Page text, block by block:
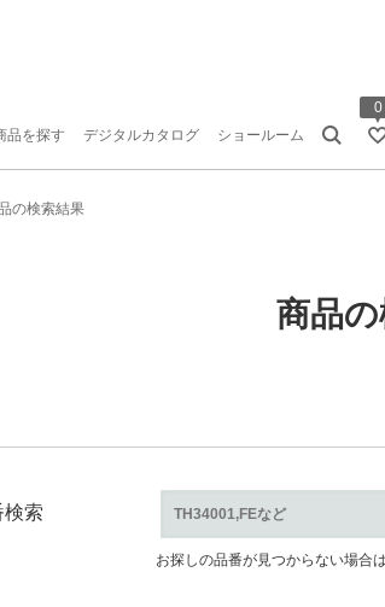
品を探す デジタルカタログ ショールーム
0
の検索結果
商品
検索
お探しの品番が見つからない場合